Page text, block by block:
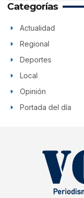
Categorías
Actualidad
Regional
Deportes
Local
Opinión
Portada del día